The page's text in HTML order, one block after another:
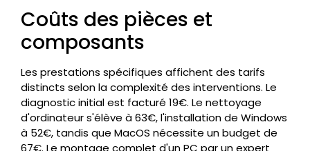
Coûts des pièces et
composants
Les prestations spécifiques affichent des tarifs
distincts selon la complexité des interventions. Le
diagnostic initial est facturé 19€. Le nettoyage
d'ordinateur s'élève à 63€, l'installation de Windows
à 52€, tandis que MacOS nécessite un budget de